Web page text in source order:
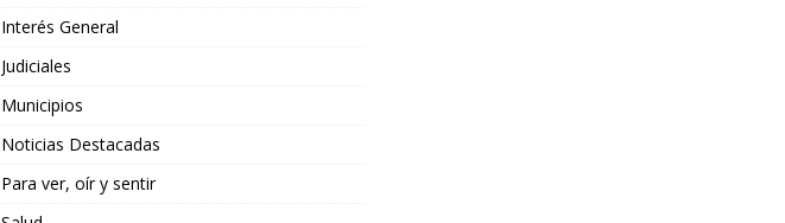
Interés General
Judiciales
Municipios
Noticias Destacadas
Para ver, oír y sentir